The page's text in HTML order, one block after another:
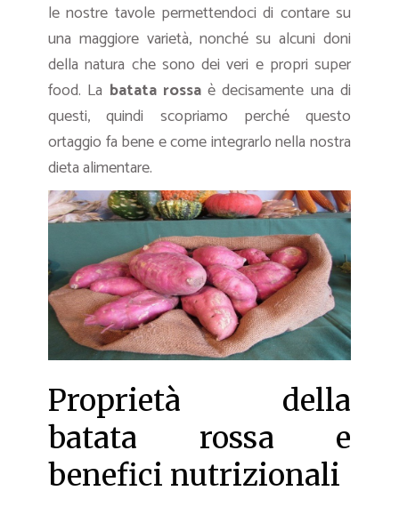
le nostre tavole permettendoci di contare su
una maggiore varietà, nonché su alcuni doni
della natura che sono dei veri e propri super
food. La batata rossaè decisamente una di
questi, quindi scopriamo perché questo
ortaggio fa bene e come integrarlo nella nostra
dieta alimentare.
Proprietà della
batata rossa e
benefici nutrizionali